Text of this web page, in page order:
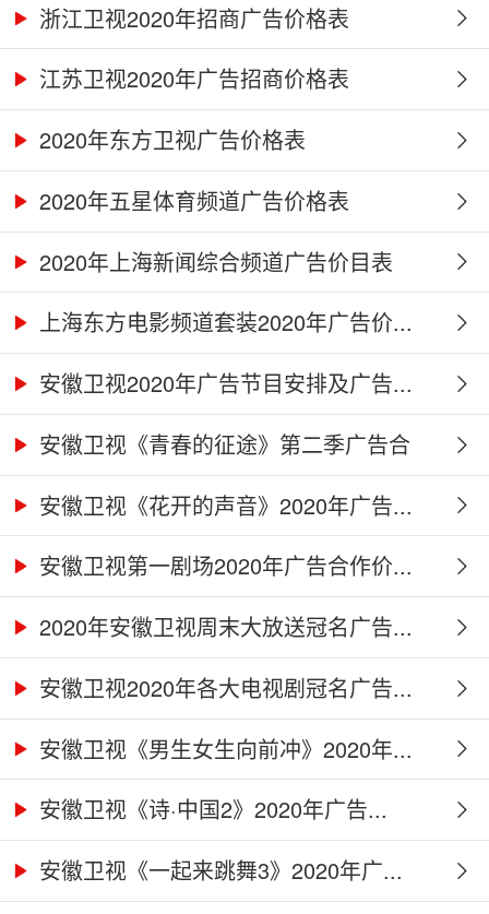
浙江卫视2020年招商广告价格表
江苏卫视2020年广告招商价格表
2020年东方卫视广告价格表
2020年五星体育频道广告价格表
2020年上海新闻综合频道广告价目表
上海东方电影频道套装2020年广告价...
安徽卫视2020年广告节目安排及广告...
安徽卫视《青春的征途》第二季广告合
作...安徽卫视《花开的声音》2020年广告...
安徽卫视第一剧场2020年广告合作价...
2020年安徽卫视周末大放送冠名广告...
安徽卫视2020年各大电视剧冠名广告...
安徽卫视《男生女生向前冲》2020年...
安徽卫视《诗·中国2》2020年广告...
安徽卫视《一起来跳舞3》2020年广...